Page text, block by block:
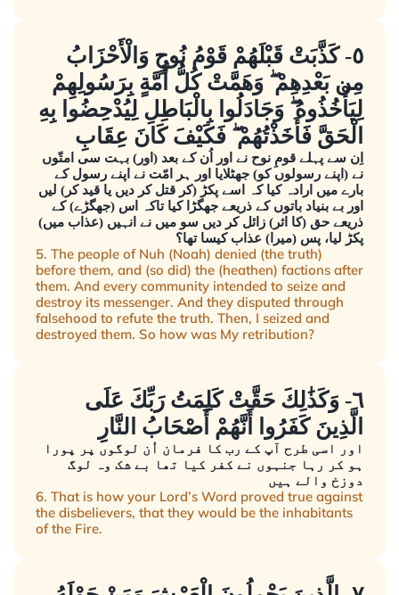
٥- كَذَّبَتْ قَبْلَهُمْ قَوْمُ نُوحٍ وَالْأَحْزَابُ
مِن بَعْدِهِمْ ۖ وَهَمَّتْ كُلُّ أُمَّةٍ بِرَسُولِهِمْ
لِيَأْخُذُوهُ ۖ وَجَادَلُوا بِالْبَاطِلِ لِيُدْحِضُوا بِهِ
الْحَقَّ فَأَخَذْتُهُمْ ۖ فَكَيْفَ كَانَ عِقَابِ
اِن سے پہلے قومِ نوح نے اور اُن کے بعد (اور) بہت سی امتّوں
نے (اپنے رسولوں کو) جھٹلایا اور ہر امّت نے اپنے رسول کے
بارے میں ارادہ کیا کہ اسے پکڑ (کر قتل کر دیں یا قید کر) لیں
اور بے بنیاد باتوں کے ذریعے جھگڑا کیا تاکہ اس (جھگڑے) کے
ذریعے حق (کا اثر) زائل کر دیں سو میں نے انہیں (عذاب میں)
پکڑ لیا، پس (میرا) عذاب کیسا تھا؟
5. The people of Nuh (Noah) denied (the truth)
before them, and (so did) the (heathen) factions after
them. And every community intended to seize and
destroy its messenger. And they disputed through
falsehood to refute the truth. Then, I seized and
destroyed them. So how was My retribution?
٦- وَكَذَٰلِكَ حَقَّتْ كَلِمَتُ رَبِّكَ عَلَى
الَّذِينَ كَفَرُوا أَنَّهُمْ أَصْحَابُ النَّارِ
اور اسی طرح آپ کے رب کا فرمان اُن لوگوں پر پورا
ہو کر رہا جنہوں نے کفر کیا تھا بے شک وہ لوگ
دوزخ والے ہیں
6. That is how your Lord’s Word proved true against
the disbelievers, that they would be the inhabitants
of the Fire.